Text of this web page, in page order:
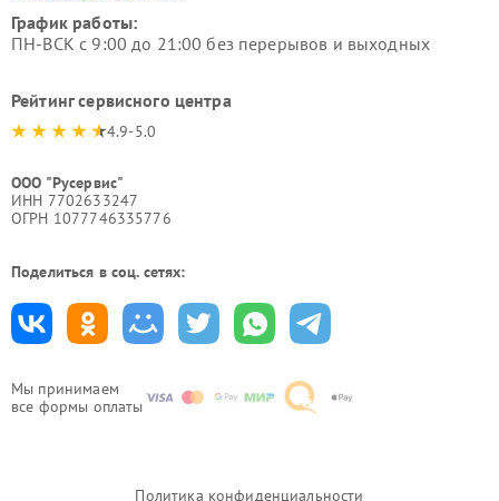
Мы принимаем
все формы оплаты
График работы:
ПН-ВСК с 9:00 до 21:00 без перерывов и выходных
Рейтинг сервисного центра
4.9-5.0
ООО "Русервис"
ИНН 7702633247
ОГРН 1077746335776
Поделиться в соц. сетях:
Политика конфиденциальности